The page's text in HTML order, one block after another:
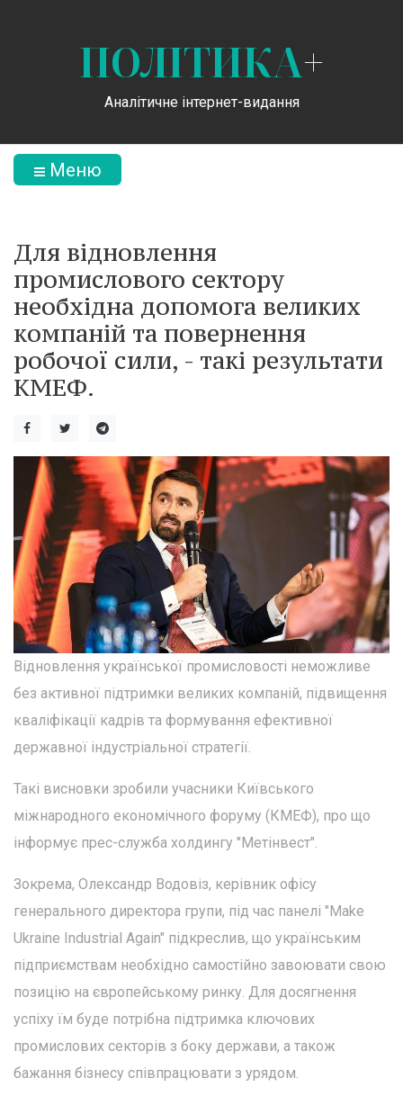
ПОЛІТИКА+
Аналітичне інтернет-видання
Меню
Для відновлення
промислового сектору
необхідна допомога великих
компаній та повернення
робочої сили, - такі результати
КМЕФ.
Відновлення української промисловості неможливе
без активної підтримки великих компаній, підвищення
кваліфікації кадрів та формування ефективної
державної індустріальної стратегії.
Такі висновки зробили учасники Київського
міжнародного економічного форуму (КМЕФ), про що
інформує прес-служба холдингу "Метінвест".
Зокрема, Олександр Водовіз, керівник офісу
генерального директора групи, під час панелі "Make
Ukraine Industrial Again" підкреслив, що українським
підприємствам необхідно самостійно завоювати свою
позицію на європейському ринку. Для досягнення
успіху їм буде потрібна підтримка ключових
промислових секторів з боку держави, а також
бажання бізнесу співпрацювати з урядом.